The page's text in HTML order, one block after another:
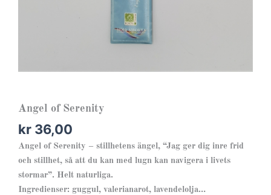
Angel of Serenity
kr 36,00
Angel of Serenity – stillhetens ängel, “Jag ger dig inre frid
och stillhet, så att du kan med lugn kan navigera i livets
stormar”. Helt naturliga.
Ingredienser: guggul, valerianarot, lavendelolja…